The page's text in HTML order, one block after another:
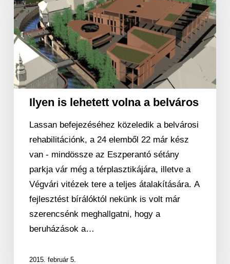
volna
a
belváros
Ilyen is lehetett volna a belváros
Lassan befejezéséhez közeledik a belvárosi
rehabilitációnk, a 24 elemből 22 már kész
van - mindössze az Eszperantó sétány
parkja vár még a térplasztikájára, illetve a
Végvári vitézek tere a teljes átalakítására. A
fejlesztést bírálóktól nekünk is volt már
szerencsénk meghallgatni, hogy a
beruházások a…
2015. február 5.